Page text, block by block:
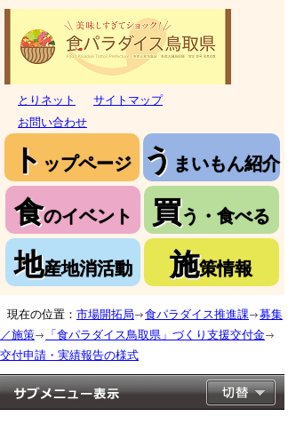
とりネット
サイトマップ
お問い合わせ
ト ップページ う まいもん紹介
食のイベント 買う・食べる
地産地消活動 施策情報
現在の位置： 市場開拓局 食パラダイス推進課
募集
／施策
「食パラダイス鳥取県」づくり支援交付金
交付申請・実績報告の様式